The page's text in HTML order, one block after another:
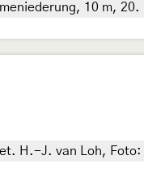
10 m,
H.-J. van Loh, Foto: